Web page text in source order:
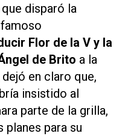
disparó la
Flor de la V y la
de Brito a la
en claro que,
insistido al
parte de la grilla,
para su